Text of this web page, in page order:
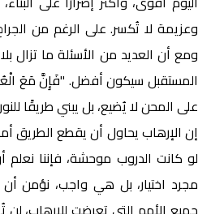
وعزيمة لا تُكسر. على الرغم من
ومع أن العديد من الأسئلة ما تزال بلا
على المحن لا يُضيع، بل يبني طريقًا
إن الإرهاب يحاول أن يقطع الطريق
لو كانت الدروب موحشة، فإننا نعلم
مجرد اختيار، بل هي واجب، نؤمن